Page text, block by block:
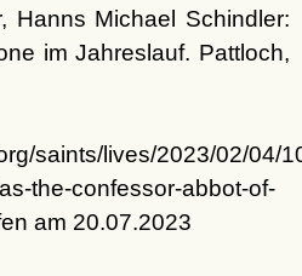
Hanns Michael Schindler:
im Jahreslauf. Pattloch,
saints/lives/2023/02/04/
the-confessor-abbot-of-
am 20.07.2023